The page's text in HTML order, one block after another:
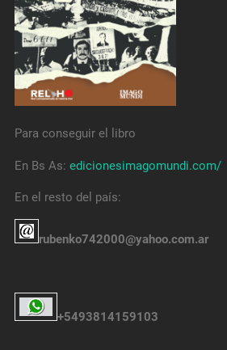
Para conseguir el libro
En Bs As: edicionesimagomundi.com/
En el resto del país:
rubenko742000@yahoo.com.ar
+5493814159103